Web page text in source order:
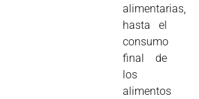
alimentarias,
hasta el
consumo
final de
los
alimentos